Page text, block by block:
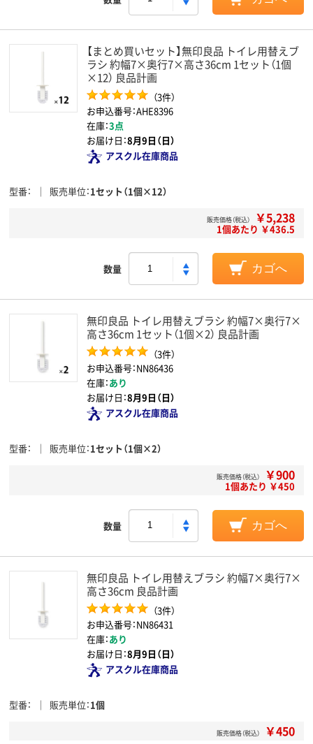
【まとめ買いセット】無印良品 トイレ用替えブ
ラシ 約幅7×奥行7×高さ36cm 1セット（1個
×12） 良品計画
（3件）
お申込番号：AHE8396
在庫：3点
お届け日：8月9日（日）
アスクル在庫商品
型番 販売単位 1セット（1個×12）
販売価格（税込） ￥5,238
1個あたり ￥436.5
数量 カゴへ
無印良品 トイレ用替えブラシ 約幅7×奥行7×
高さ36cm 1セット（1個×2） 良品計画
（3件）
お申込番号：NN86436
在庫：あり
お届け日：8月9日（日）
アスクル在庫商品
型番 販売単位 1セット（1個×2）
販売価格（税込） ￥900
1個あたり ￥450
数量 カゴへ
無印良品 トイレ用替えブラシ 約幅7×奥行7×
高さ36cm 良品計画
（3件）
お申込番号：NN86431
在庫：あり
お届け日：8月9日（日）
アスクル在庫商品
型番 販売単位 1個
販売価格（税込） ￥450